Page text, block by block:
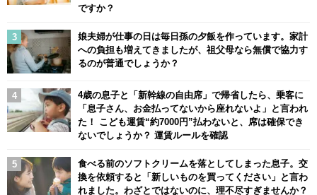
ですか？
娘夫婦が仕事の日は毎日孫の夕飯を作っています。家計
への負担も増えてきましたが、祖父母なら無償で協力す
るのが普通でしょうか？
4歳の息子と「新幹線の自由席」で帰省したら、乗客に
「息子さん、お金払ってないから座れないよ」と言われ
た！ こども運賃“約7000円”払わないと、席は確保でき
ないでしょうか？ 運賃ルールを確認
食べる前のソフトクリームを落としてしまった息子。交
換を依頼すると「新しいものを買ってください」と言わ
れました。わざとではないのに、理不尽すぎませんか？